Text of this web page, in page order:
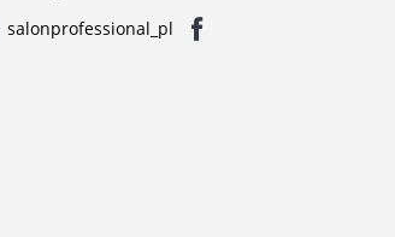
salonprofessional_pl